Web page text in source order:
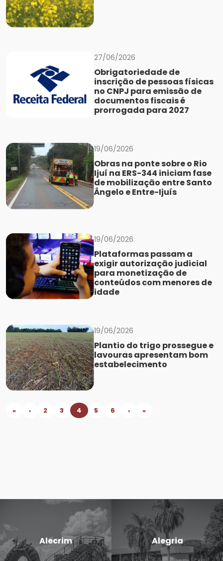
27/06/2026
Obrigatoriedade de
inscrição de pessoas físicas
no CNPJ para emissão de
documentos fiscais é
prorrogada para 2027
19/06/2026
Obras na ponte sobre o Rio
Ijuí na ERS-344 iniciam fase
de mobilização entre Santo
Ângelo e Entre-Ijuís
19/06/2026
Plataformas passam a
exigir autorização judicial
para monetização de
conteúdos com menores de
idade
19/06/2026
Plantio do trigo prossegue e
lavouras apresentam bom
estabelecimento
« ‹ 2 3 4 5 6 › »
Alecrim Alegria